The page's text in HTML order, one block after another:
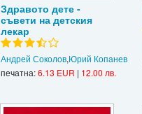
Здравото дете -
съвети на детския
лекар
Андрей Соколов,Юрий Копанев
печатна:6.13 EUR | 12.00 лв.